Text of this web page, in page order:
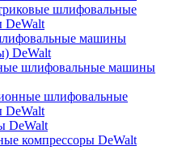
шлифовальные
машины
DeWalt
шлифовальные машины
шлифовальные
DeWalt
компрессоры DeWalt